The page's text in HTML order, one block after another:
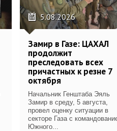
5.08.2026
Замир в Газе: ЦАХАЛ
продолжит
преследовать всех
причастных к резне 7
октября
Начальник Генштаба Эяль
Замир в среду, 5 августа,
провел оценку ситуации в
секторе Газа с
Южного...